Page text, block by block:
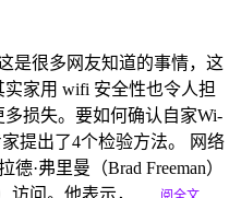
是很多网友知道的事情，这
家用 wifi 安全性也令人担
损失。要如何确认自家Wi-
提出了4个检验方法。 网络
·弗里曼（Brad Freeman）
访问。他表示，......